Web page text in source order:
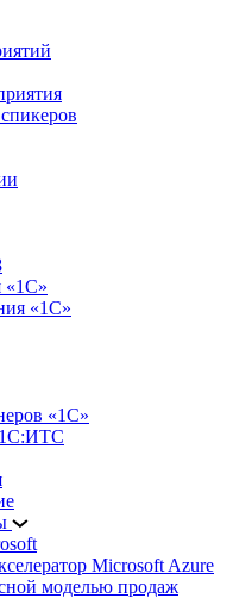
«1С»
«1С»
«1С»
1С:ИТС
Microsoft Azure
моделью продаж